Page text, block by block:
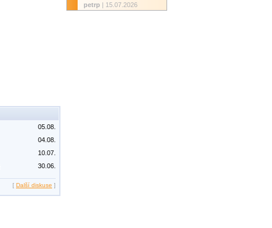
05.08.
04.08.
10.07.
30.06.
[ Další diskuse ]
petrp | 15.07.2026